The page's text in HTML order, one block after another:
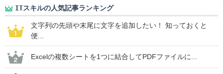
ITスキルの人気記事ランキング
文字列の先頭や末尾に文字を追加したい！ 知っておくと
便...
Excelの複数シートを1つに結合してPDFファイルに...